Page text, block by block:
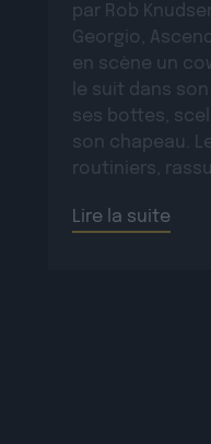
par Rob
Georgio,
en scène un
le suit dans
ses bottes,
son chapeau.
routiniers,
Lire la suite